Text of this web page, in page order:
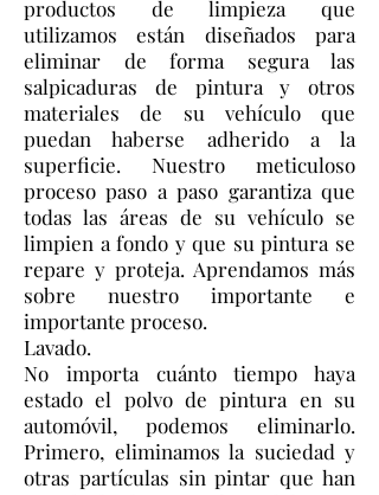
productos de limpieza que
utilizamos están diseñados para
eliminar de forma segura las
salpicaduras de pintura y otros
materiales de su vehículo que
puedan haberse adherido a la
superficie. Nuestro meticuloso
proceso paso a paso garantiza que
todas las áreas de su vehículo se
limpien a fondo y que su pintura se
repare y proteja. Aprendamos más
sobre nuestro importante e
importante proceso.
Lavado.
No importa cuánto tiempo haya
estado el polvo de pintura en su
automóvil, podemos eliminarlo.
Primero, eliminamos la suciedad y
otras partículas sin pintar que han